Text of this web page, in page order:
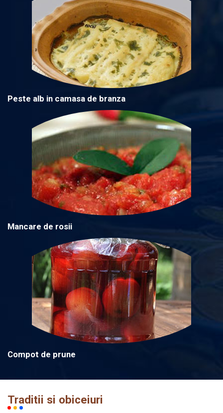
Peste alb in camasa de branza
Mancare de rosii
Compot de prune
Traditii si obiceiuri